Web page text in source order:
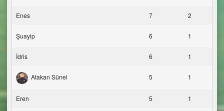
Enes 7 2
Şuayip 6 1
İdris 6 1
Atakan Sünel 5 1
Eren 5 1